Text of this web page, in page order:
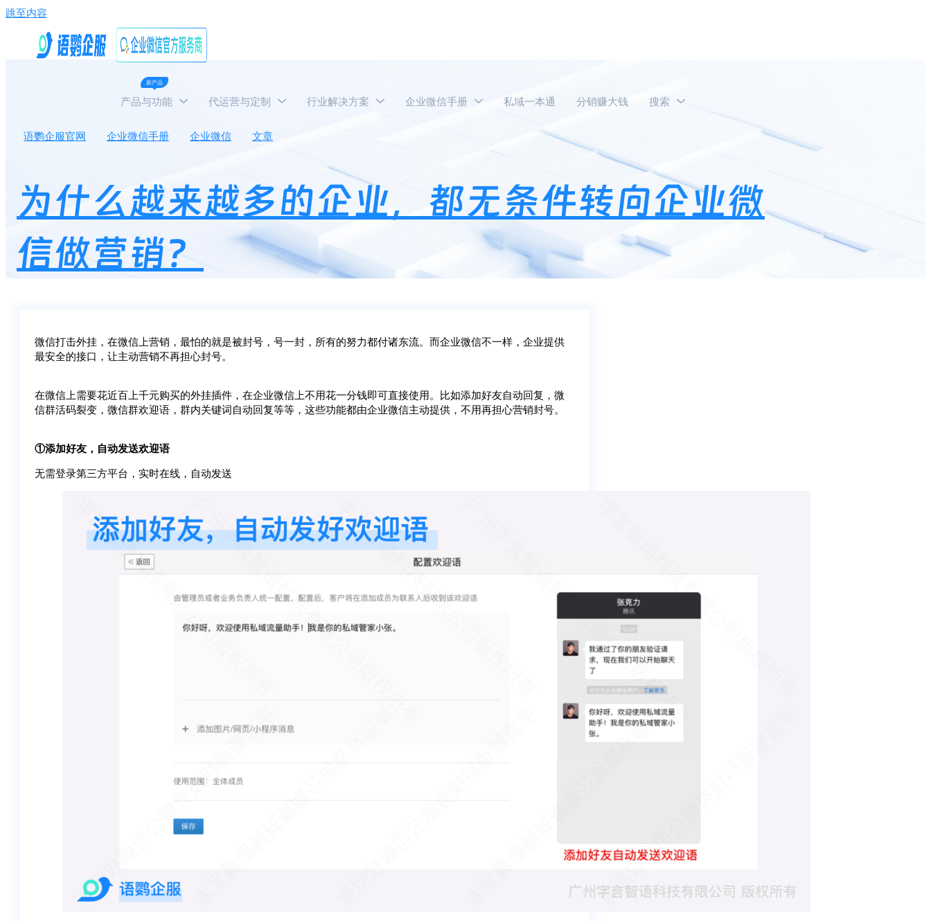
跳至内容
新产品
产品与功能 代运营与定制 行业解决方案 企业微信手册 私域一本通 分销赚大钱 搜索
语鹦企服官网 企业微信手册 企业微信 文章 为什么越来越多的企业，都无条件转向企业微信做营销？
为什么越来越多的企业，都无条件转向企业微
信做营销？
微信打击外挂，在微信上营销，最怕的就是被封号，号一封，所有的努力都付诸东流。而企业微信不一样，企业提供
最安全的接口，让主动营销不再担心封号。
在微信上需要花近百上千元购买的外挂插件，在企业微信上不用花一分钱即可直接使用。比如添加好友自动回复，微
信群活码裂变，微信群欢迎语，群内关键词自动回复等等，这些功能都由企业微信主动提供，不用再担心营销封号。
①添加好友，自动发送欢迎语
无需登录第三方平台，实时在线，自动发送